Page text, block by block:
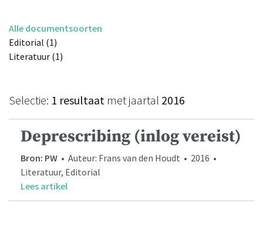
Alle documentsoorten
Editorial (1)
Literatuur (1)
Selectie: 1 resultaat met jaartal 2016
Deprescribing (inlog vereist)
Bron: PW • Auteur: Frans van den Houdt • 2016 •
Literatuur, Editorial
Lees artikel